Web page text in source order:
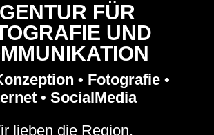
FÜR
UND
• Fotografie •
• SocialMedia
lieben die Region,